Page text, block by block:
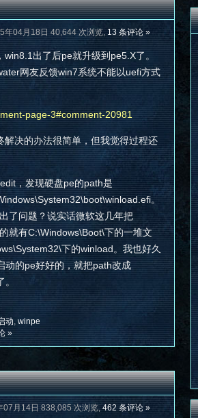
年04月18日 40,644 次浏览, 13 条评论 »
出了后pe就升级到pe5.X了。
网友反馈win7系统不能以uefi方式
page-3#comment-20981
决的办法很简单，但我觉得过程还
，发现硬盘pe的path是
。
了问题？说实话微软这几年把
就有C:\Windows\Boot\下的一堆文
下的winload。我也好久
动的pe好好的，就把path改成
动, winpe
»
07月14日 838,085 次浏览,462 条评论 »